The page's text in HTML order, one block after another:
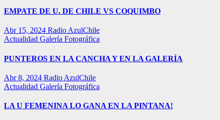
EMPATE DE U. DE CHILE VS COQUIMBO
Abr 15, 2024 Radio AzulChile
Actualidad Galería Fotográfica
PUNTEROS EN LA CANCHA Y EN LA GALERÍA
Abr 8, 2024 Radio AzulChile
Actualidad Galería Fotográfica
LA U FEMENINA LO GANA EN LA PINTANA!